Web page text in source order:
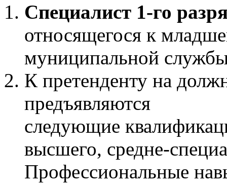
Специалист 1-го
относящегося к
муниципальной
К претенденту на
предъявляются
следующие
высшего, средне-
Профессиональные